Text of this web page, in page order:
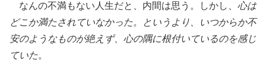
なんの不満もない人生だと、内間は思う。しかし、 心は
どこか満たされていなかった。というより、いつからか不
安のようなものが絶えず、心の隅に根付いているのを感じ
ていた。